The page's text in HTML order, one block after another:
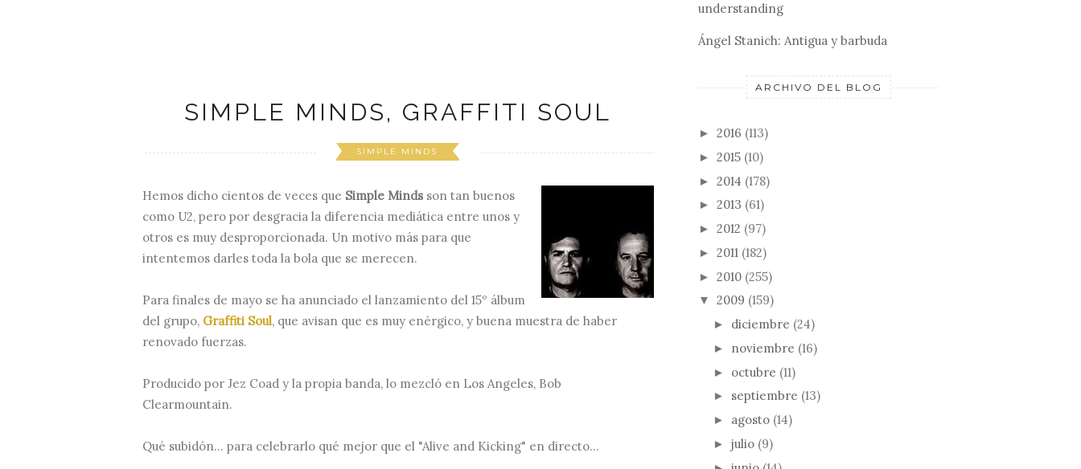
SIMPLE MINDS, GRAFFITI SOUL
SIMPLE MINDS
Hemos dicho cientos de veces que Simple Mindsson tan buenos
como U2, pero por desgracia la diferencia mediática entre unos y
otros es muy desproporcionada. Un motivo más para que
intentemos darles toda la bola que se merecen.
Para finales de mayo se ha anunciado el lanzamiento del 15º álbum
del grupo, Graffiti Soul, que avisan que es muy enérgico, y buena muestra de haber
renovado fuerzas.
Producido por Jez Coad y la propia banda, lo mezcló en Los Angeles, Bob
Clearmountain.
Qué subidón... para celebrarlo qué mejor que el "Alive and Kicking" en directo...
understanding
Ángel Stanich: Antigua y barbuda
ARCHIVO DEL BLOG
► 2016 (113)
► 2015 (10)
► 2014 (178)
► 2013 (61)
► 2012 (97)
► 2011 (182)
► 2010 (255)
▼ 2009 (159)
► diciembre (24)
► noviembre (16)
► octubre (11)
► septiembre (13)
► agosto (14)
► julio (9)